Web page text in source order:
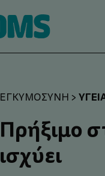
ΕΓΚΥΜΟΣΎΝΗ >
Πρήξιμο
ισχύει